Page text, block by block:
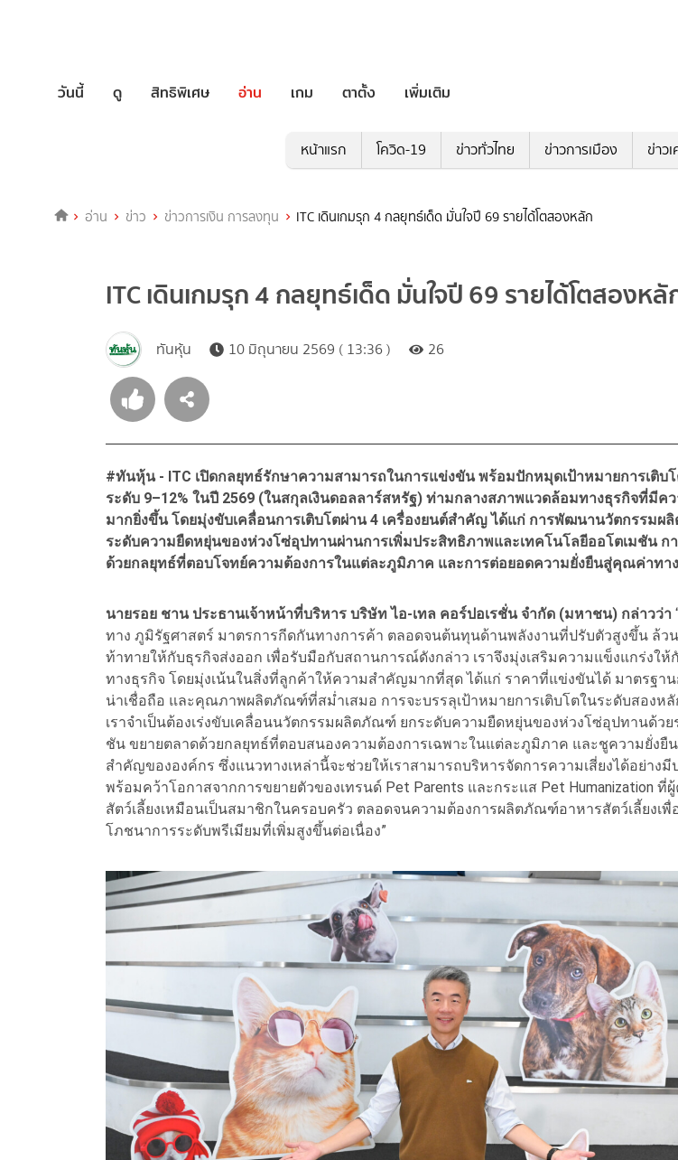
วันนี้ ดู สิทธิพิเศษ อ่าน เกม ตาตั้ง เพิ่มเติม
หน้าแรก โควิด-19 ข่าวทั่วไทย ข่าวการเมือง ข่าว
อ่าน ข่าว ข่าวการเงิน การลงทุน ITC เดินเกมรุก 4 กลยุทธ์เด็ด มั่นใจปี 69 รายได้โตสองหลัก
ITC เดินเกมรุก 4 กลยุทธ์เด็ด มั่นใจปี 69 รายได้โตสองหลั
ทันหุ้น 10 มิถุนายน 2569 ( 13:36 ) 26
#ทันหุ้น - ITC เปิดกลยุทธ์รักษาความสามารถในการแข่งขัน พร้อมปักหมุดเป้าหมายการเติบ
ระดับ 9–12% ในปี 2569 (ในสกุลเงินดอลลาร์สหรัฐ) ท่ามกลางสภาพแวดล้อมทางธุรกิจที่มีค
มากยิ่งขึ้น โดยมุ่งขับเคลื่อนการเติบโตผ่าน 4 เครื่องยนต์สำคัญ ได้แก่ การพัฒนานวัตกรรมผ
ระดับความยืดหยุ่นของห่วงโซ่อุปทานผ่านการเพิ่มประสิทธิภาพและเทคโนโลยีออโตเมชัน ก
ด้วยกลยุทธ์ที่ตอบโจทย์ความต้องการในแต่ละภูมิภาค และการต่อยอดความยั่งยืนสู่คุณค่าทา
นายรอย ชาน ประธานเจ้าหน้าที่บริหาร บริษัท ไอ-เทล คอร์ปอเรชั่น จำกัด (มหาชน) กล่าวว่า
ทาง ภูมิรัฐศาสตร์ มาตรการกีดกันทางการค้า ตลอดจนต้นทุนด้านพลังงานที่ปรับตัวสูงขึ้น ล้ว
ท้าทายให้กับธุรกิจส่งออก เพื่อรับมือกับสถานการณ์ดังกล่าว เราจึงมุ่งเสริมความแข็งแกร่งให้
ทางธุรกิจ โดยมุ่งเน้นในสิ่งที่ลูกค้าให้ความสำคัญมากที่สุด ได้แก่ ราคาที่แข่งขันได้ มาตรฐา
น่าเชื่อถือ และคุณภาพผลิตภัณฑ์ที่สม่ำเสมอ การจะบรรลุเป้าหมายการเติบโตในระดับสองหลั
เราจำเป็นต้องเร่งขับเคลื่อนนวัตกรรมผลิตภัณฑ์ ยกระดับความยืดหยุ่นของห่วงโซ่อุปทานด้วย
ชัน ขยายตลาดด้วยกลยุทธ์ที่ตอบสนองความต้องการเฉพาะในแต่ละภูมิภาค และชูความยั่งยื
สำคัญขององค์กร ซึ่งแนวทางเหล่านี้จะช่วยให้เราสามารถบริหารจัดการความเสี่ยงได้อย่าง
พร้อมคว้าโอกาสจากการขยายตัวของเทรนด์ Pet Parents และกระแส Pet Humanization
สัตว์เลี้ยงเหมือนเป็นสมาชิกในครอบครัว ตลอดจนความต้องการผลิตภัณฑ์อาหารสัตว์เลี้ยงเ
โภชนาการระดับพรีเมียมที่เพิ่มสูงขึ้นต่อเนื่อง”